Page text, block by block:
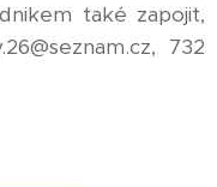
také zapojit,
732